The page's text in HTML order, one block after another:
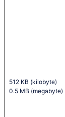
512 KB (kilobyte)
0.5 MB (megabyte)